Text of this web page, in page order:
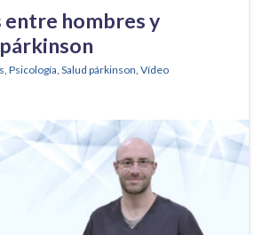
hombres y
, Psicología, Salud párkinson, Vídeo